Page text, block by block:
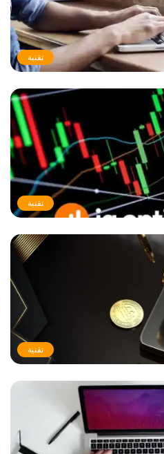
تقنية
تقنية
تقنية